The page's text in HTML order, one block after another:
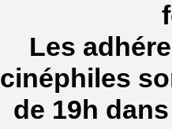
Les
cinéphiles
de 19h